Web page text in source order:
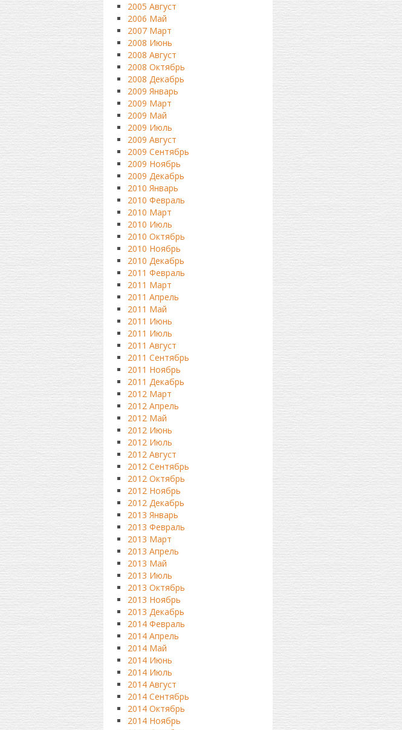
2005 Август
2006 Май
2007 Март
2008 Июнь
2008 Август
2008 Октябрь
2008 Декабрь
2009 Январь
2009 Март
2009 Май
2009 Июль
2009 Август
2009 Сентябрь
2009 Ноябрь
2009 Декабрь
2010 Январь
2010 Февраль
2010 Март
2010 Июль
2010 Октябрь
2010 Ноябрь
2010 Декабрь
2011 Февраль
2011 Март
2011 Апрель
2011 Май
2011 Июнь
2011 Июль
2011 Август
2011 Сентябрь
2011 Ноябрь
2011 Декабрь
2012 Март
2012 Апрель
2012 Май
2012 Июнь
2012 Июль
2012 Август
2012 Сентябрь
2012 Октябрь
2012 Ноябрь
2012 Декабрь
2013 Январь
2013 Февраль
2013 Март
2013 Апрель
2013 Май
2013 Июль
2013 Октябрь
2013 Ноябрь
2013 Декабрь
2014 Февраль
2014 Апрель
2014 Май
2014 Июнь
2014 Июль
2014 Август
2014 Сентябрь
2014 Октябрь
2014 Ноябрь